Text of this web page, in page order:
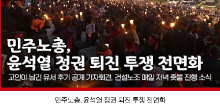
민주노총, 윤석열 정권 퇴진 투쟁 전면화